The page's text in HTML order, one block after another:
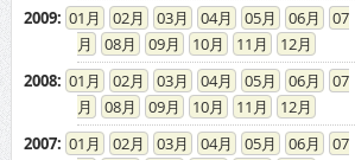
08
09 10 11
12
01 02 03 04 05 06
08
09 10 11
12
01 02 03 04 05 06
08
09 10 11
12